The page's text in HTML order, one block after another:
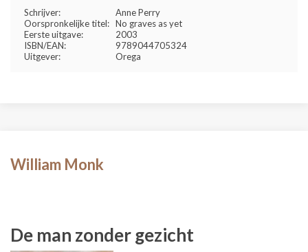
Schrijver:
Anne Perry
Oorspronkelijke titel: No graves as yet
Eerste uitgave:
2003
ISBN/EAN:
9789044705324
Uitgever:
Orega
William Monk
De man zonder gezicht